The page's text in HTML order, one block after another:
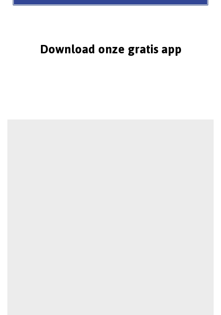
Download onze gratis app